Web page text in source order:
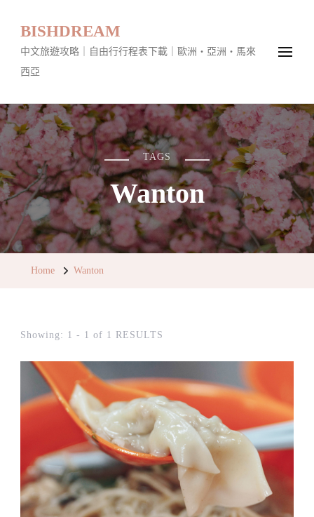
BISHDREAM
中文旅遊攻略｜自由行行程表下載｜歐洲・亞洲・馬來
西亞
TAGS
Wanton
Home Wanton
Showing: 1 - 1 of 1 RESULTS